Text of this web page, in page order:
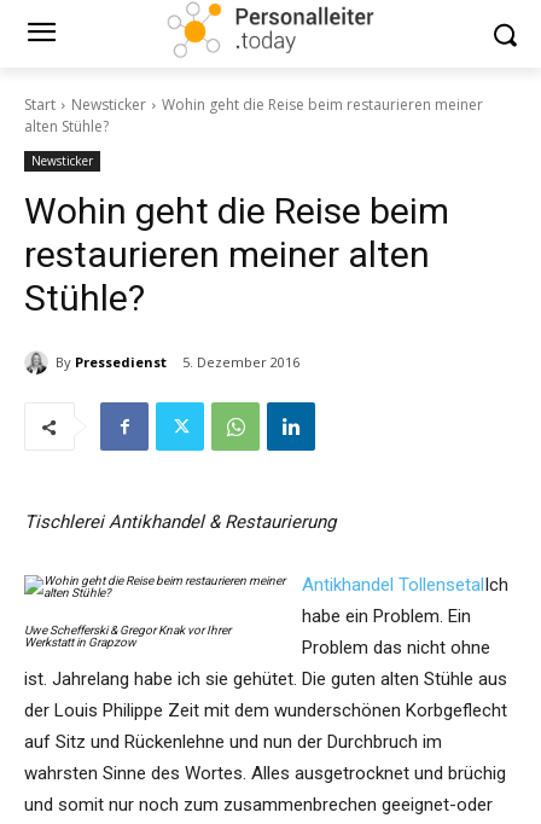
Start Newsticker
Wohin geht die Reise beim restaurieren meiner
alten Stühle?
Newsticker
Wohin geht die Reise beim
restaurieren meiner alten
Stühle?
By Pressedienst 5. Dezember 2016
Tischlerei Antikhandel & Restaurierung
Uwe Schefferski & Gregor Knak vor Ihrer
Werkstatt in Grapzow
Antikhandel TollensetalIch
habe ein Problem. Ein
Problem das nicht ohne
ist. Jahrelang habe ich sie gehütet. Die guten alten Stühle aus
der Louis Philippe Zeit mit dem wunderschönen Korbgeflecht
auf Sitz und Rückenlehne und nun der Durchbruch im
wahrsten Sinne des Wortes. Alles ausgetrocknet und brüchig
und somit nur noch zum zusammenbrechen geeignet-oder